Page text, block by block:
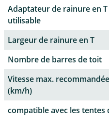
Adaptateur de rainure en T
utilisable
Largeur de rainure en T
Nombre de barres de toit
Vitesse max. recommandée
(km/h)
compatible avec les tentes